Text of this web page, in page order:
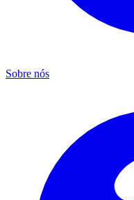
Sobre nós